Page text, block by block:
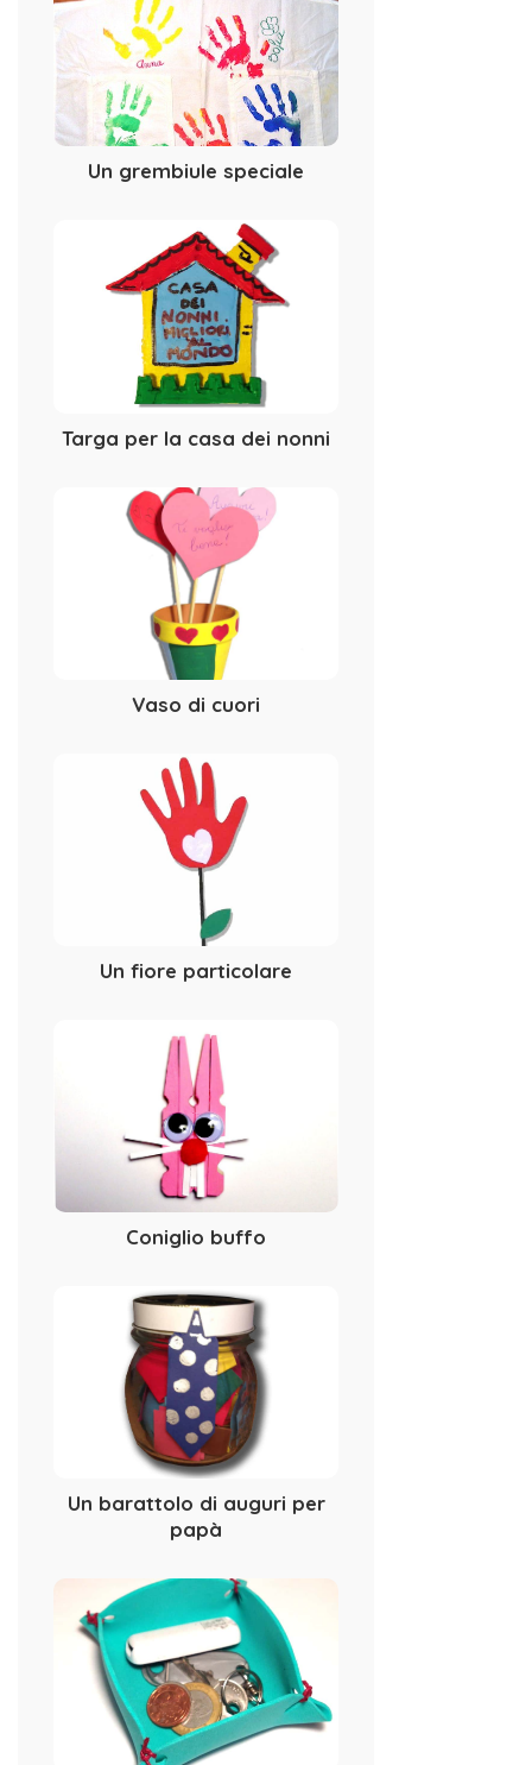
Un grembiule speciale
Targa per la casa dei nonni
Vaso di cuori
Un fiore particolare
Coniglio buffo
Un barattolo di auguri per
papà